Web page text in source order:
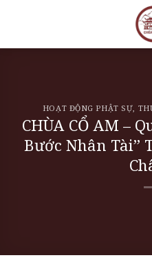
HOẠT ĐỘNG PHẬT SỰ
CHÙA CỔ AM –
Bước Nhân Tài”